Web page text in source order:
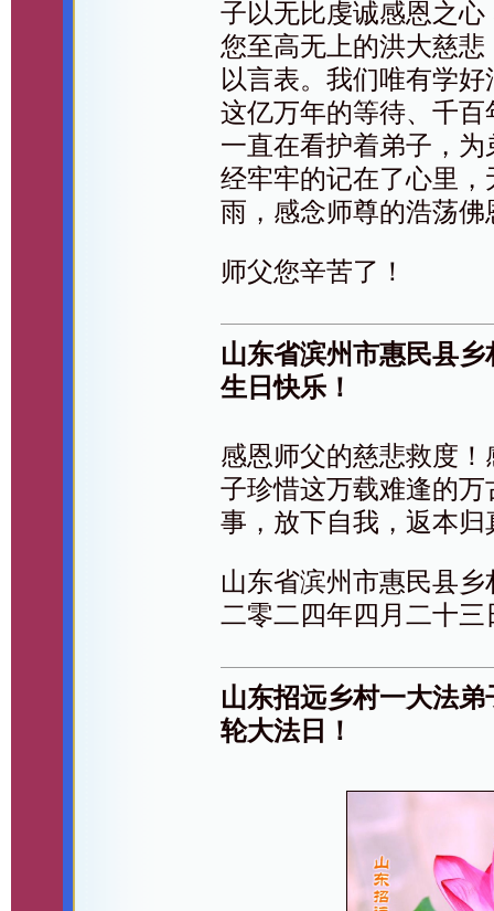
子以无比虔诚感恩之
您至高无上的洪大慈
以言表。我们唯有学
这亿万年的等待、千
一直在看护着弟子，
经牢牢的记在了心里
雨，感念师尊的浩荡佛
师父您辛苦了！
山东省滨州市惠民县
生日快乐！
感恩师父的慈悲救度
子珍惜这万载难逢的
事，放下自我，返本
山东省滨州市惠民县
二零二四年四月二十三
山东招远乡村一大法
轮大法日！